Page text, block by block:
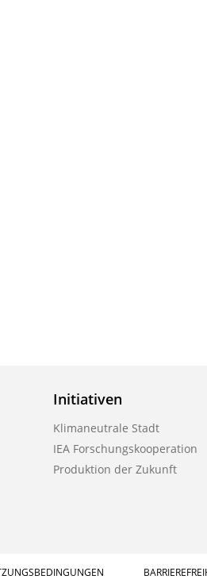
Initiativen
Klimaneutrale Stadt
IEA Forschungskooperation
Produktion der Zukunft